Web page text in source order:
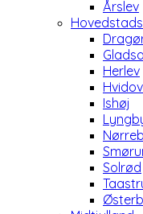
Årslev
Herlev
Ishøj
Solrød